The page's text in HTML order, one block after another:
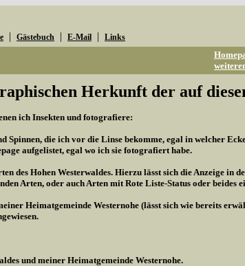
| Gästebuch | E-Mail | Links
Herkunft der auf
ich Insekten und fotografiere:
Spinnen, die ich vor die Linse bekomme, egal in welcher
aufgelistet, egal wo ich sie fotografiert habe.
des Hohen Westerwaldes. Hierzu lässt sich die Anzeige in
Arten, oder auch Arten mit Rote Liste-Status oder beides
Heimatgemeinde Westernohe (lässt sich wie bereits
und meiner Heimatgemeinde Westernohe.